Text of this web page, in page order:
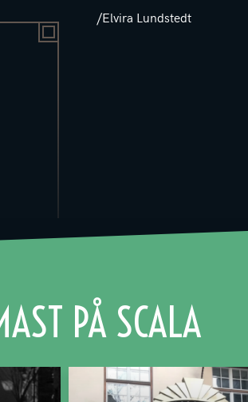
/Elvira Lundstedt
PÅ SCALA